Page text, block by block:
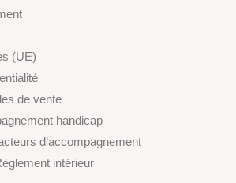
(UE)
de vente
handicap
d’accompagnement
intérieur